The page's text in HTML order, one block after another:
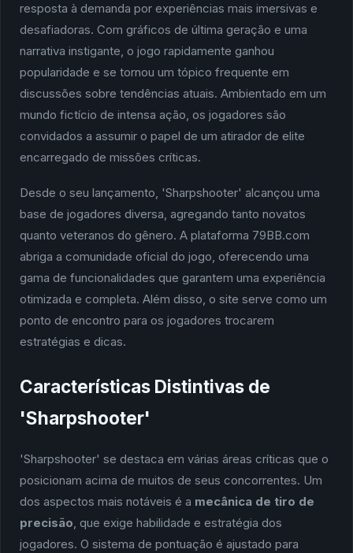
resposta à demanda por experiências mais imersivas e
desafiadoras. Com gráficos de última geração e uma
narrativa instigante, o jogo rapidamente ganhou
popularidade e se tornou um tópico frequente em
discussões sobre tendências atuais. Ambientado em um
mundo fictício de intensa ação, os jogadores são
convidados a assumir o papel de um atirador de elite
encarregado de missões críticas.
Desde o seu lançamento, 'Sharpshooter' alcançou uma
base de jogadores diversa, agregando tanto novatos
quanto veteranos do gênero. A plataforma 79BB.com
abriga a comunidade oficial do jogo, oferecendo uma
gama de funcionalidades que garantem uma experiência
otimizada e completa. Além disso, o site serve como um
ponto de encontro para os jogadores trocarem
estratégias e dicas.
Características Distintivas de
'Sharpshooter'
'Sharpshooter' se destaca em várias áreas críticas que o
posicionam acima de muitos de seus concorrentes. Um
dos aspectos mais notáveis é a mecânica de tiro de
precisão, que exige habilidade e estratégia dos
jogadores. O sistema de pontuação é ajustado para